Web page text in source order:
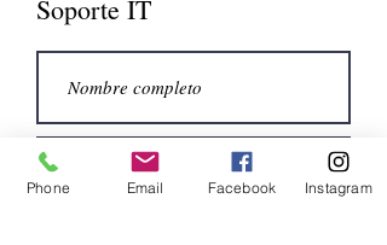
Soporte IT
Phone Email Facebook Instagram